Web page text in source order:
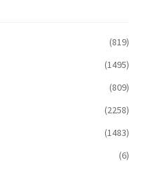
(819)
(1495)
(809)
(2258)
(1483)
(6)